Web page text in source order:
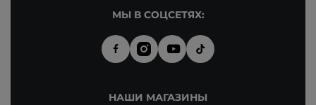
МЫ В СОЦСЕТЯХ:
НАШИ МАГАЗИНЫ